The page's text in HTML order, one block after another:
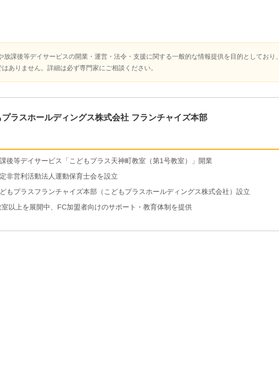
課後等デイサービスの開業・運営・法令・支援に関する一般的な情報提供を目的としており、
ありません。詳細は必ず専門家にご相談ください。
プラスホールディングス株式会社 フランチャイズ本部
等デイサービス「こどもプラス天神町教室（第1号教室）」開業
非営利活動法人運動保育士会を設立
プラスフランチャイズ本部（こどもプラスホールディングス株式会社）設立
以上を展開中、FC加盟者向けのサポート・教育体制を提供